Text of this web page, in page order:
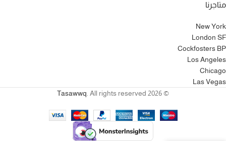
متاجرنا
New York
London SF
Cockfosters BP
Los Angeles
Chicago
Las Vegas
© 2026
Tasawwq. All rights reserved